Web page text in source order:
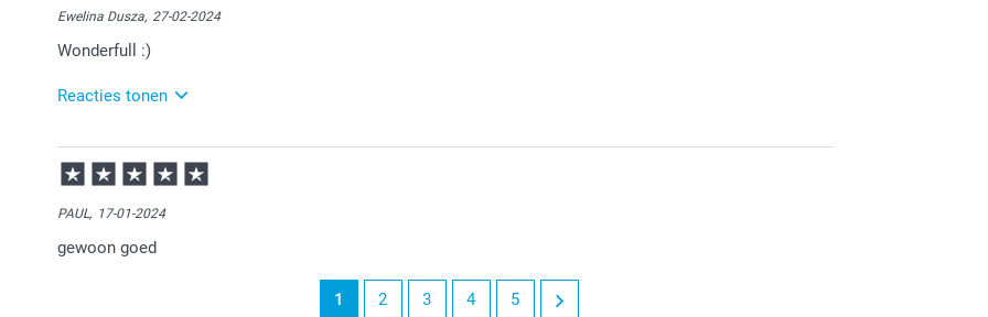
Ewelina Dusza, 27-02-2024
Wonderfull :)
Reacties tonen
28-02-2024
11:44
Bedankt voor je positieve review. Heel veel plezier ervan!
PAUL, 17-01-2024
gewoon goed
1 2 3 4 5